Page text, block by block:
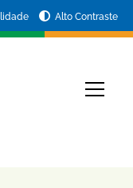
Alto Contraste